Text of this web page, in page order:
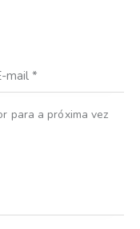
para a próxima vez